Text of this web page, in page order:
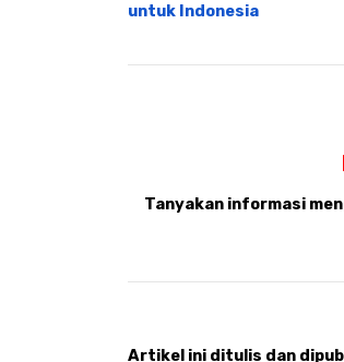
untuk Indonesia
Tanyakan informasi
Artikel ini ditulis dan